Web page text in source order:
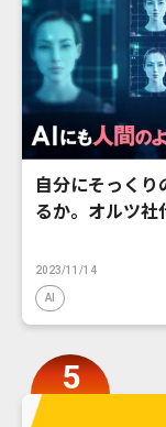
自分にそっくり
るか。オルツ社
2023/11/14
AI